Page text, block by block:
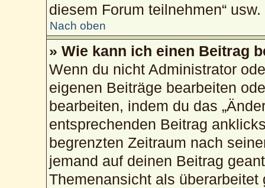
diesem Forum teilnehmen“ usw.
Nach oben
» Wie kann ich einen Beitrag
Wenn du nicht Administrator
eigenen Beiträge bearbeiten
bearbeiten, indem du das
entsprechenden Beitrag
begrenzten Zeitraum nach
jemand auf deinen Beitrag
Themenansicht als